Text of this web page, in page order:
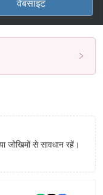
वेबसाइट
जोखिमों से सावधान रहें।